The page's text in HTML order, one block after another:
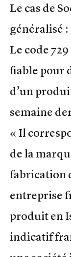
Le cas de
généralisé :
Le code
fiable pour
d’un
semaine
« Il
de la
fabrication
entreprise
produit en
indicatif